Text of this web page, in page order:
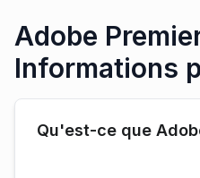
Adobe
Informations
Qu'est-ce que